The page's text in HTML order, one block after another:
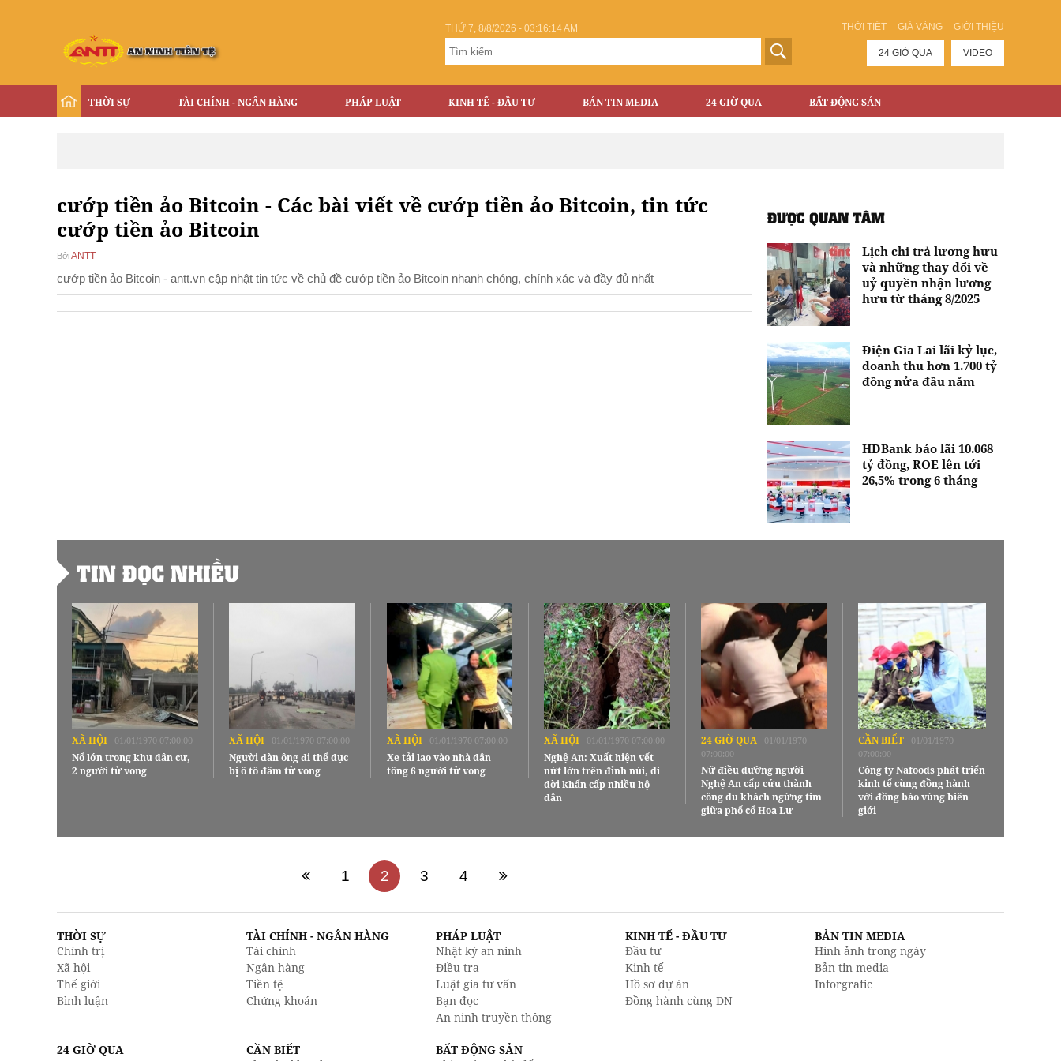
THỜI TIẾT GIÁ VÀNG GIỚI THIỆU
THỨ 7, 8/8/2026 - 03:16:14 AM
24 GIỜ QUA VIDEO
THỜI SỰ TÀI CHÍNH - NGÂN HÀNG PHÁP LUẬT KINH TẾ - ĐẦU TƯ BẢN TIN MEDIA 24 GIỜ QUA BẤT ĐỘNG SẢN
cướp tiền ảo Bitcoin - Các bài viết về cướp tiền ảo Bitcoin, tin tức
cướp tiền ảo Bitcoin
BởiANTT
cướp tiền ảo Bitcoin - antt.vn cập nhật tin tức về chủ đề cướp tiền ảo Bitcoin nhanh chóng, chính xác và đầy đủ nhất
ĐƯỢC QUAN TÂM
Lịch chi trả lương hưu
và những thay đổi về
uỷ quyền nhận lương
hưu từ tháng 8/2025
Điện Gia Lai lãi kỷ lục,
doanh thu hơn 1.700 tỷ
đồng nửa đầu năm
HDBank báo lãi 10.068
tỷ đồng, ROE lên tới
26,5% trong 6 tháng
TIN ĐỌC NHIỀU
XÃ HỘI 01/01/1970 07:00:00
Nổ lớn trong khu dân cư,
2 người tử vong
XÃ HỘI 01/01/1970 07:00:00
Người đàn ông đi thể dục
bị ô tô đâm tử vong
XÃ HỘI 01/01/1970 07:00:00
Xe tải lao vào nhà dân
tông 6 người tử vong
XÃ HỘI 01/01/1970 07:00:00
Nghệ An: Xuất hiện vết
nứt lớn trên đỉnh núi, di
dời khẩn cấp nhiều hộ
dân
24 GIỜ QUA
01/01/1970
07:00:00
Nữ điều dưỡng người
Nghệ An cấp cứu thành
công du khách ngừng tim
giữa phố cổ Hoa Lư
CẦN BIẾT
01/01/1970
07:00:00
Công ty Nafoods phát triển
kinh tế cùng đồng hành
với đồng bào vùng biên
giới
1 2 3 4
THỜI SỰ
Chính trị
Xã hội
Thế giới
Bình luận
TÀI CHÍNH - NGÂN HÀNG
Tài chính
Ngân hàng
Tiền tệ
Chứng khoán
PHÁP LUẬT
Nhật ký an ninh
Điều tra
Luật gia tư vấn
Bạn đọc
An ninh truyền thông
KINH TẾ - ĐẦU TƯ
Đầu tư
Kinh tế
Hồ sơ dự án
Đồng hành cùng DN
BẢN TIN MEDIA
Hình ảnh trong ngày
Bản tin media
Inforgrafic
24 GIỜ QUA
CẦN BIẾT
BẤT ĐỘNG SẢN